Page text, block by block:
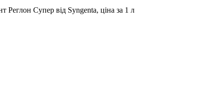
Реглон Супер від Syngenta, ціна за 1 л